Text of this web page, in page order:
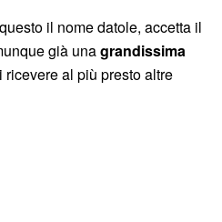
il nome datole, accetta il
già unagrandissima
al più presto altre